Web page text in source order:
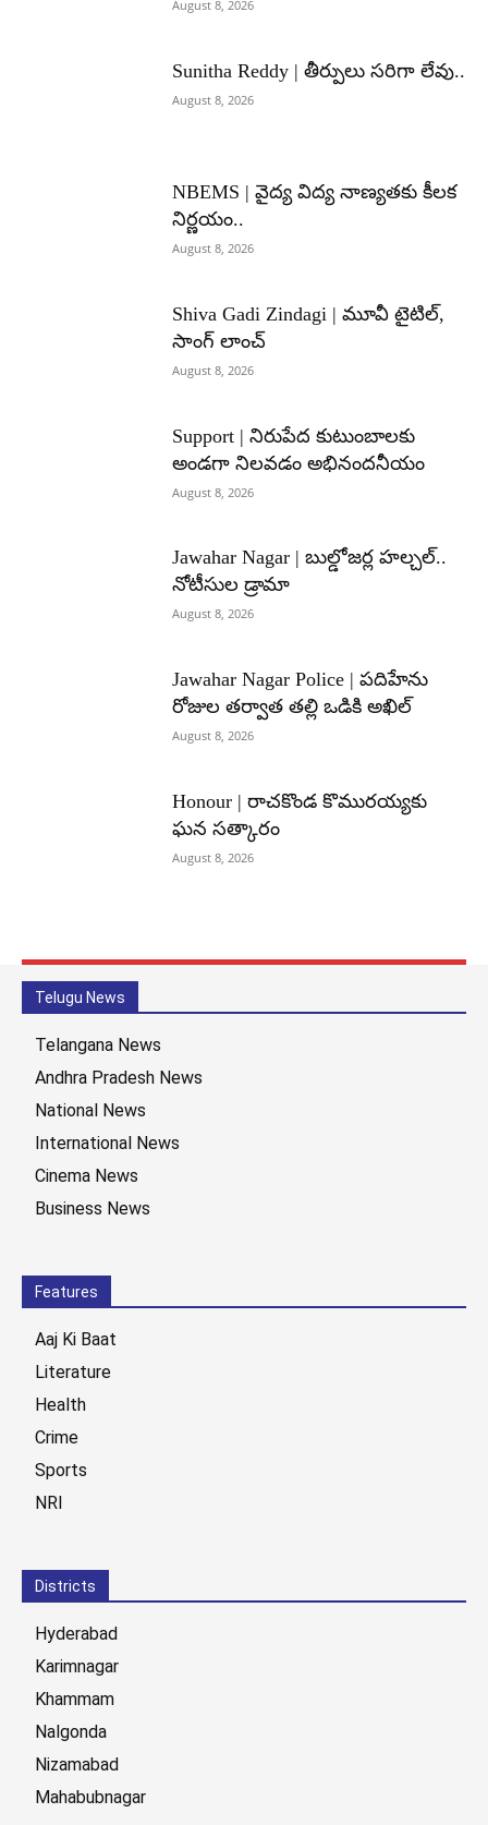
August 8, 2026
Sunitha Reddy | తీర్పులు సరిగా లేవు..
August 8, 2026
NBEMS | వైద్య విద్య నాణ్యతకు కీలక
నిర్ణయం..
August 8, 2026
Shiva Gadi Zindagi | మూవీ టైటిల్,
సాంగ్ లాంచ్
August 8, 2026
Support | నిరుపేద కుటుంబాలకు
అండగా నిలవడం అభినందనీయం
August 8, 2026
Jawahar Nagar | బుల్డోజర్ల హల్చల్..
నోటీసుల డ్రామా
August 8, 2026
Jawahar Nagar Police | పదిహేను
రోజుల తర్వాత తల్లి ఒడికి అఖిల్
August 8, 2026
Honour | రాచకొండ కొమురయ్యకు
ఘన సత్కారం
August 8, 2026
Telugu News
Telangana News
Andhra Pradesh News
National News
International News
Cinema News
Business News
Features
Aaj Ki Baat
Literature
Health
Crime
Sports
NRI
Districts
Hyderabad
Karimnagar
Khammam
Nalgonda
Nizamabad
Mahabubnagar